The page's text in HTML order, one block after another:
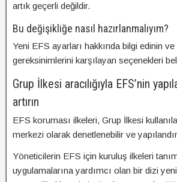
artık geçerli değildir.
Bu değişikliğe nasıl hazırlanmalıyım?
Yeni EFS ayarları hakkında bilgi edinin
gereksinimlerini karşılayan seçenekleri
Grup İlkesi aracılığıyla EFS’nin
artırın
EFS koruması ilkeleri, Grup İlkesi
merkezi olarak denetlenebilir ve
Yöneticilerin EFS için kuruluş ilkeleri
uygulamalarına yardımcı olan bir dizi